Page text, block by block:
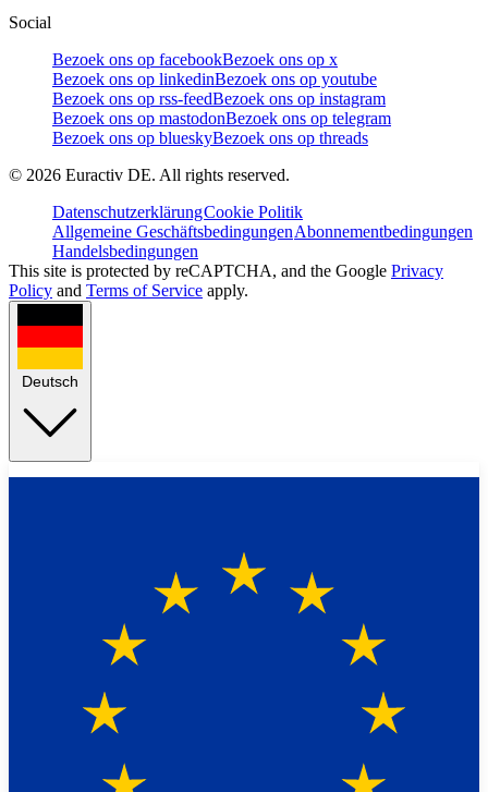
Social
Bezoek ons op facebookBezoek ons op x
Bezoek ons op linkedinBezoek ons op youtube
Bezoek ons op rss-feedBezoek ons op instagram
Bezoek ons op mastodonBezoek ons op telegram
Bezoek ons op blueskyBezoek ons op threads
© 2026 Euractiv DE. All rights reserved.
DatenschutzerklärungCookie Politik
Allgemeine GeschäftsbedingungenAbonnementbedingungen
Handelsbedingungen
This site is protected by reCAPTCHA, and the Google Privacy
Policy and Terms of Service apply.
Deutsch